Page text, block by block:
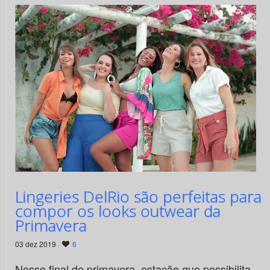
Lingeries DelRio são perfeitas para
compor os looks outwear da
Primavera
03 dez 2019 · 6